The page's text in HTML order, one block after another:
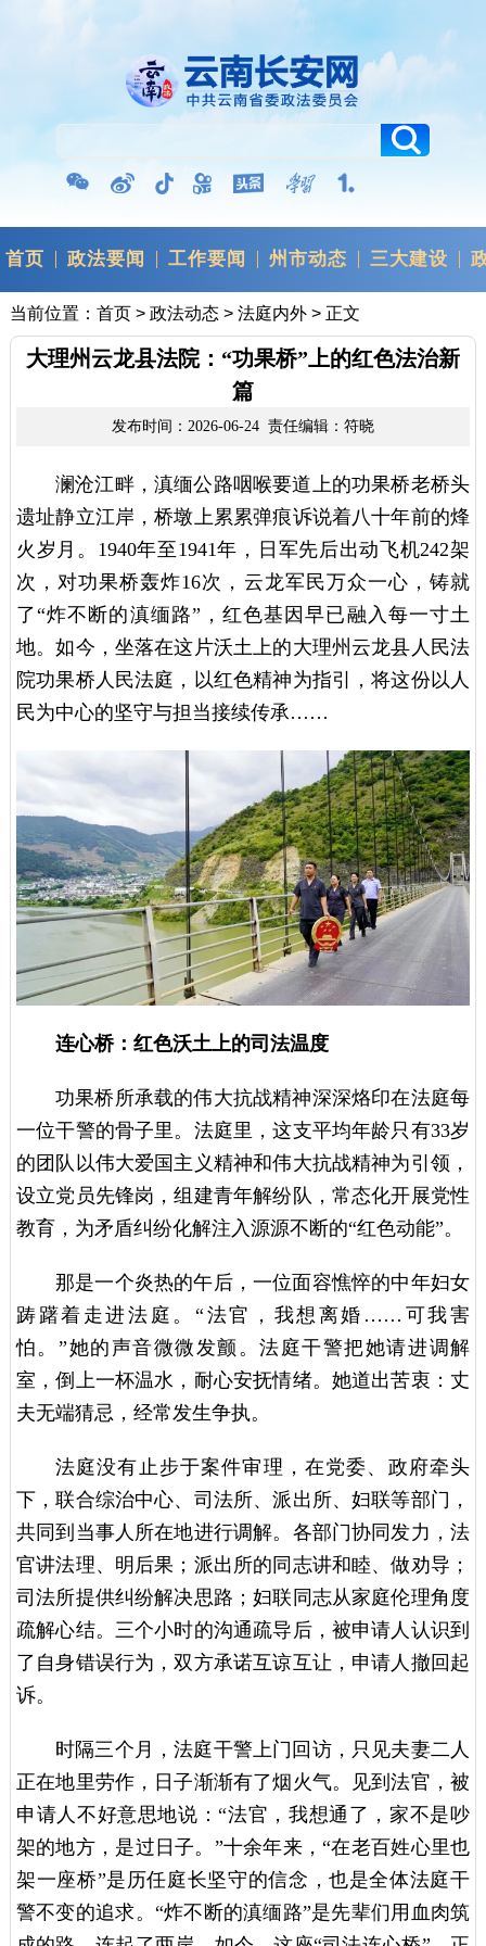
首页 政法要闻 工作要闻 州市动态 三大建设
当前位置： 首页> 政法动态> 法庭内外> 正文
大理州云龙县法院：“功果桥”上的红色法治新
篇
发布时间：2026-06-24 责任编辑：符晓
澜沧江畔，滇缅公路咽喉要道上的功果桥老桥头
遗址静立江岸，桥墩上累累弹痕诉说着八十年前的烽
火岁月。1940年至1941年，日军先后出动飞机242架
次，对功果桥轰炸16次，云龙军民万众一心，铸就
了“炸不断的滇缅路”，红色基因早已融入每一寸土
地。如今，坐落在这片沃土上的大理州云龙县人民法
院功果桥人民法庭，以红色精神为指引，将这份以人
民为中心的坚守与担当接续传承……
连心桥：红色沃土上的司法温度
功果桥所承载的伟大抗战精神深深烙印在法庭每
一位干警的骨子里。法庭里，这支平均年龄只有33岁
的团队以伟大爱国主义精神和伟大抗战精神为引领，
设立党员先锋岗，组建青年解纷队，常态化开展党性
教育，为矛盾纠纷化解注入源源不断的“红色动能”。
那是一个炎热的午后，一位面容憔悴的中年妇女
踌躇着走进法庭。“法官，我想离婚……可我害
怕。”她的声音微微发颤。法庭干警把她请进调解
室，倒上一杯温水，耐心安抚情绪。她道出苦衷：丈
夫无端猜忌，经常发生争执。
法庭没有止步于案件审理，在党委、政府牵头
下，联合综治中心、司法所、派出所、妇联等部门，
共同到当事人所在地进行调解。各部门协同发力，法
官讲法理、明后果；派出所的同志讲和睦、做劝导；
司法所提供纠纷解决思路；妇联同志从家庭伦理角度
疏解心结。三个小时的沟通疏导后，被申请人认识到
了自身错误行为，双方承诺互谅互让，申请人撤回起
诉。
时隔三个月，法庭干警上门回访，只见夫妻二人
正在地里劳作，日子渐渐有了烟火气。见到法官，被
申请人不好意思地说：“法官，我想通了，家不是吵
架的地方，是过日子。”十余年来，“在老百姓心里也
架一座桥”是历任庭长坚守的信念，也是全体法庭干
警不变的追求。“炸不断的滇缅路”是先辈们用血肉筑